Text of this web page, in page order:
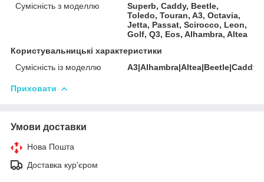
Сумісність з моделлю
Superb, Caddy, Beetle,
Toledo, Touran, A3, Octavia,
Jetta, Passat, Scirocco, Leon,
Golf, Q3, Eos, Alhambra, Altea
Користувальницькі характеристики
Сумісність із моделлю
Приховати
Умови доставки
Нова Пошта
Доставка кур'єром